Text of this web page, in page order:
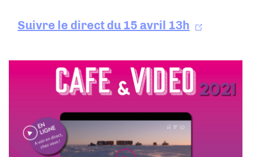
Suivre le direct du 15 avril 13h